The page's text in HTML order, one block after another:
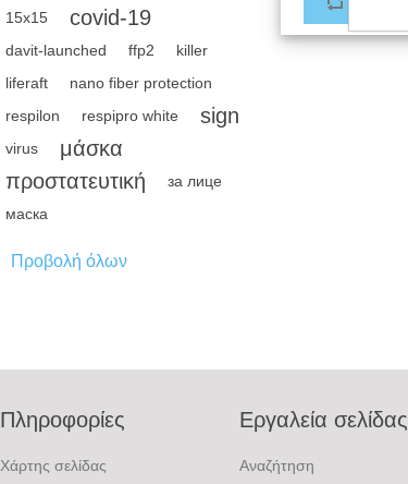
15x15 covid-19
davit-launched ffp2
killer
liferaft
nano fiber protection
respilon
respipro white sign
virus
μάσκα
προστατευτική
за лице
маска
Προβολή όλων
Πληροφορίες
Χάρτης σελίδας
Εργαλεία σελίδας
Αναζήτηση